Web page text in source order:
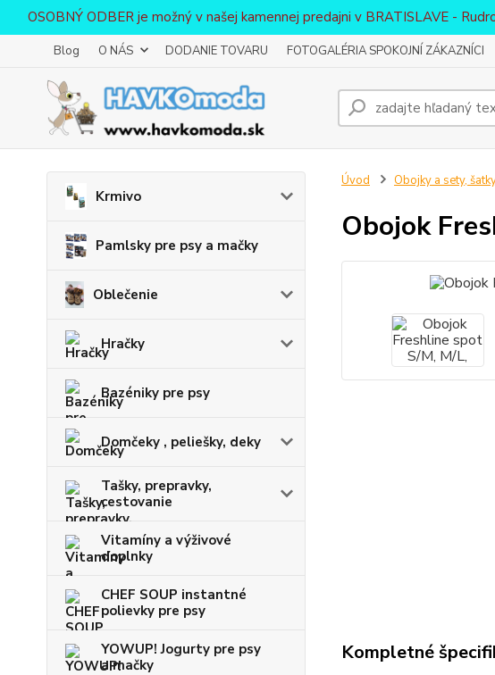
OSOBNÝ ODBER je možný v našej kamennej predajni v BRATISLAVE -
Blog O NÁS DODANIE TOVARU FOTOGALÉRIA SPOKOJNÍ ZÁKAZNÍCI
Krmivo
Pamlsky pre psy a mačky
Oblečenie
Hračky
Bazéniky pre psy
Domčeky , peliešky, deky
Tašky, prepravky,
cestovanie
Vitamíny a výživové
doplnky
CHEF SOUP instantné
polievky pre psy
YOWUP! Jogurty pre psy
a mačky
Úvod Obojky a sety,
Obojok
Kompletné